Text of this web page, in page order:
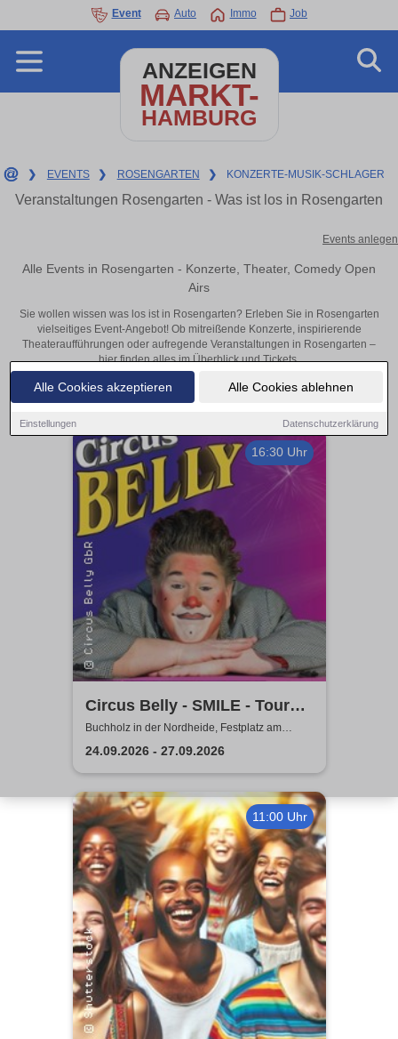
Alle Cookies akzeptieren Alle Cookies ablehnen
Einstellungen Datenschutzerklärung
Event Auto Immo Job
ANZEIGEN
MARKT-
HAMBURG
❯ EVENTS ❯ ROSENGARTEN ❯ KONZERTE-MUSIK-SCHLAGER
Veranstaltungen Rosengarten - Was ist los in Rosengarten
Events anlegen
Alle Events in Rosengarten - Konzerte, Theater, Comedy Open
Airs
Sie wollen wissen was los ist in Rosengarten? Erleben Sie in Rosengarten
vielseitiges Event-Angebot! Ob mitreißende Konzerte, inspirierende
Theateraufführungen oder aufregende Veranstaltungen in Rosengarten –
hier finden alles im Überblick und Tickets.
16:30 Uhr
Circus Belly - SMILE - Tour
2026 | Familienvorstellung
Buchholz in der Nordheide, Festplatz am
Holzweg
24.09.2026 - 27.09.2026
11:00 Uhr